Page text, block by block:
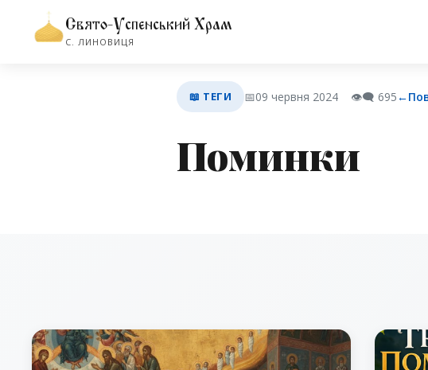
Свято-Успенський Храм
С. ЛИНОВИЦЯ
📖 ТЕГИ 📅09 червня 2024 👁️‍🗨️ 695 ←
Поминки